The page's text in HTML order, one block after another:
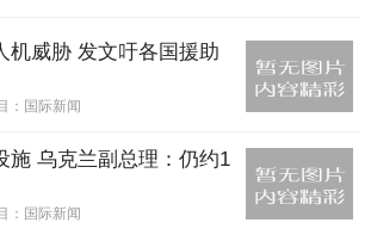
机威胁 发文吁各国援助
： 国际新闻
施 乌克兰副总理：仍约1
： 国际新闻